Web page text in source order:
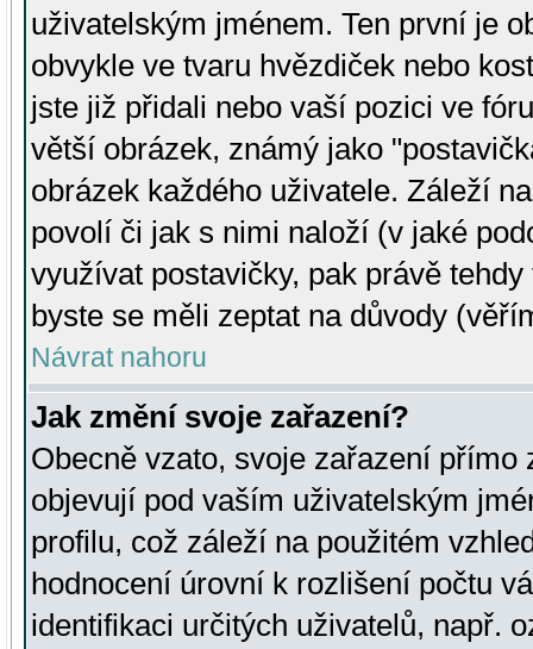
uživatelským jménem. Ten první je
obvykle ve tvaru hvězdiček nebo
jste již přidali nebo vaší pozici ve
větší obrázek, známý jako
obrázek každého uživatele. Záleží
povolí či jak s nimi naloží (v jaké
využívat postavičky, pak právě
byste se měli zeptat na důvody
Návrat nahoru
Jak změní svoje zařazení?
Obecně vzato, svoje zařazení přímo
objevují pod vaším uživatelským
profilu, což záleží na použitém
hodnocení úrovní k rozlišení počtu
identifikaci určitých uživatelů, např.